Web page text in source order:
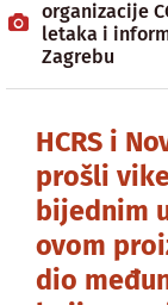
organizacije
letaka i
Zagrebu
HCRS i
prošli
bijednim
ovom
dio